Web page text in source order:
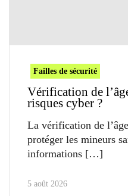
Failles de sécurité
Vérification de
risques cyber ?
La vérification de
protéger les mineurs
informations
5 août 2026